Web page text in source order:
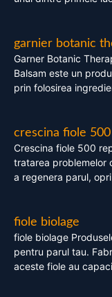
garnier botanic
Garner Botanic
Balsam este un
prin folosirea
crescina fiole 500
Crescina fiole 500
tratarea problemelor
a regenera parul,
fiole biolage
fiole biolage
pentru parul tau.
aceste fiole au